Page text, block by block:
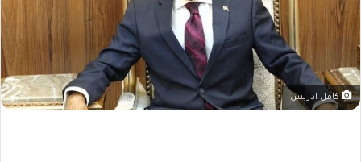
كامل ادريس